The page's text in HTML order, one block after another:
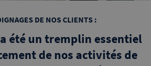
DE NOS CLIENTS :
été un tremplin essentiel
de nos activités de